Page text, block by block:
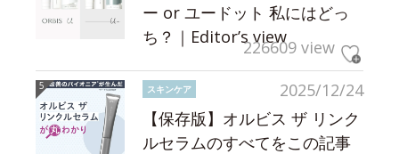
ー or ユードット 私にはどっ
ち？｜Editor’s view226609 view
2025/12/24
スキンケア
【保存版】オルビス ザ リンク
ルセラムのすべてをこの記事